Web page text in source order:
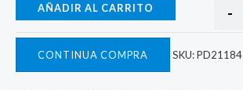
-
AÑADIR AL CARRITO
CONTINUA COMPRA SKU:PD21184